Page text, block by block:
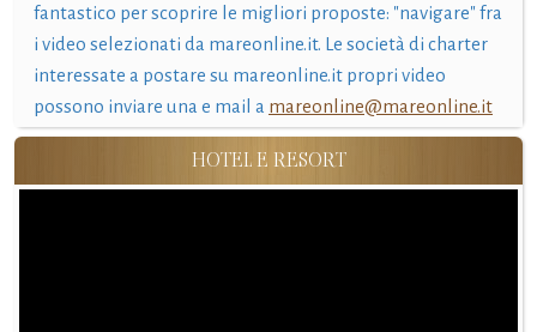
fantastico per scoprire le migliori proposte: "navigare" fra
i video selezionati da mareonline.it. Le società di charter
interessate a postare su mareonline.it propri video
possono inviare una e mail a mareonline@mareonline.it
HOTEL E RESORT